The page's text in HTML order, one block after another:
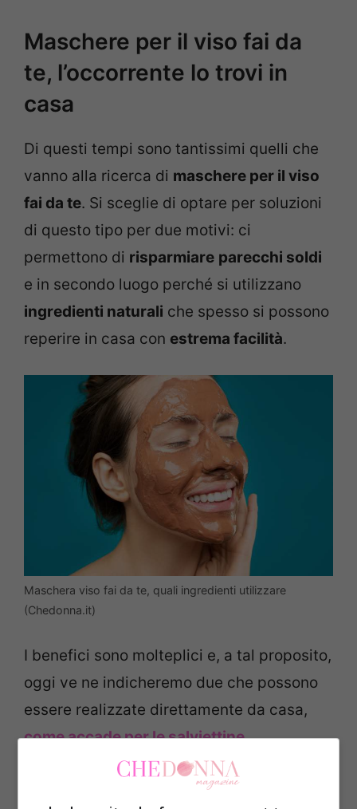
Maschere per il viso fai da
te, l’occorrente lo trovi in
casa
Di questi tempi sono tantissimi quelli che
vanno alla ricerca di maschere per il viso
fai da te. Si sceglie di optare per soluzioni
di questo tipo per due motivi: ci
permettono di risparmiare parecchi soldi
e in secondo luogo perché si utilizzano
ingredienti naturali che spesso si possono
reperire in casa con estrema facilità.
Maschera viso fai da te, quali ingredienti utilizzare
(Chedonna.it)
I benefici sono molteplici e, a tal proposito,
oggi ve ne indicheremo due che possono
essere realizzate direttamente da casa,
come accade per le salviettine
. La preparazione è alla portata
di tutti, poiché non richiedono moltissimi